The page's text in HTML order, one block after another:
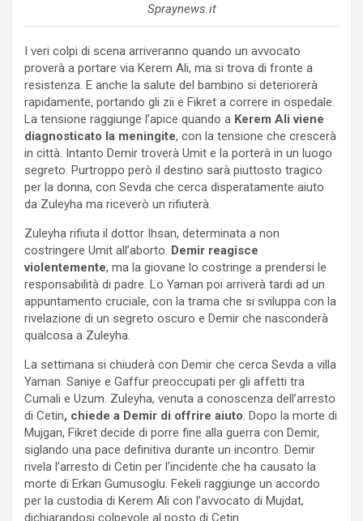
Spraynews.it
I veri colpi di scena arriveranno quando un avvocato
proverà a portare via Kerem Ali, ma si trova di fronte a
resistenza. E anche la salute del bambino si deteriorerà
rapidamente, portando gli zii e Fikret a correre in ospedale.
La tensione raggiunge l’apice quando a Kerem Ali viene
diagnosticato la meningite, con la tensione che crescerà
in città. Intanto Demir troverà Umit e la porterà in un luogo
segreto. Purtroppo però il destino sarà piuttosto tragico
per la donna, con Sevda che cerca disperatamente aiuto
da Zuleyha ma riceverò un rifiuterà.
Zuleyha rifiuta il dottor Ihsan, determinata a non
costringere Umit all’aborto. Demir reagisce
violentemente, ma la giovane lo costringe a prendersi le
responsabilità di padre. Lo Yaman poi arriverà tardi ad un
appuntamento cruciale, con la trama che si sviluppa con la
rivelazione di un segreto oscuro e Demir che nasconderà
qualcosa a Zuleyha.
La settimana si chiuderà con Demir che cerca Sevda a villa
Yaman. Saniye e Gaffur preoccupati per gli affetti tra
Cumali e Uzum. Zuleyha, venuta a conoscenza dell’arresto
di Cetin, chiede a Demir di offrire aiuto. Dopo la morte di
Mujgan, Fikret decide di porre fine alla guerra con Demir,
siglando una pace definitiva durante un incontro. Demir
rivela l’arresto di Cetin per l’incidente che ha causato la
morte di Erkan Gumusoglu. Fekeli raggiunge un accordo
per la custodia di Kerem Ali con l’avvocato di Mujdat,
dichiarandosi colpevole al posto di Cetin.